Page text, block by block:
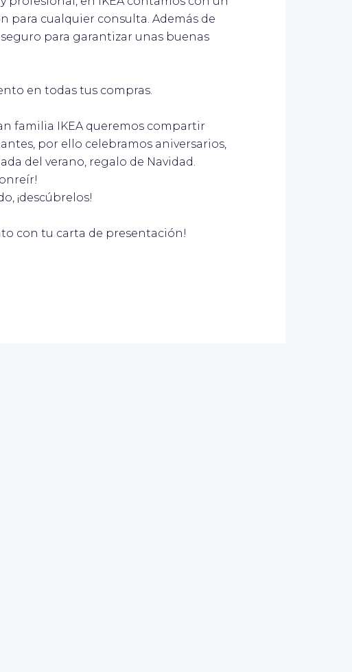
para cualquier consulta. Además de
para garantizar unas buenas
en todas tus compras.
familia IKEA queremos compartir
por ello celebramos aniversarios,
del verano, regalo de Navidad.
¡descúbrelos!
con tu carta de presentación!